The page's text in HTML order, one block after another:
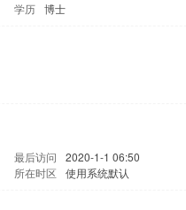
学历 博士
最后访问
2020-1-1 06:50
所在时区 使用系统默认